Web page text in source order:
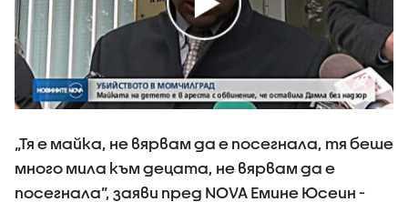
„Тя е майка, не вярвам да е посегнала, тя беше
много мила към децата, не вярвам да е
посегнала”, заяви пред NOVA Емине Юсеин -